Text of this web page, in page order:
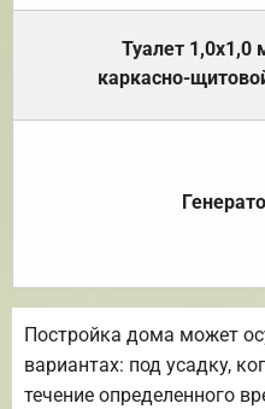
Туалет 1,0х1,0
каркасно-
Постройка дома может
вариантах: под усадку,
течение определенного